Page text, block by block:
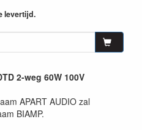
levertijd.
2-weg 60W 100V
APART AUDIO zal
BIAMP.